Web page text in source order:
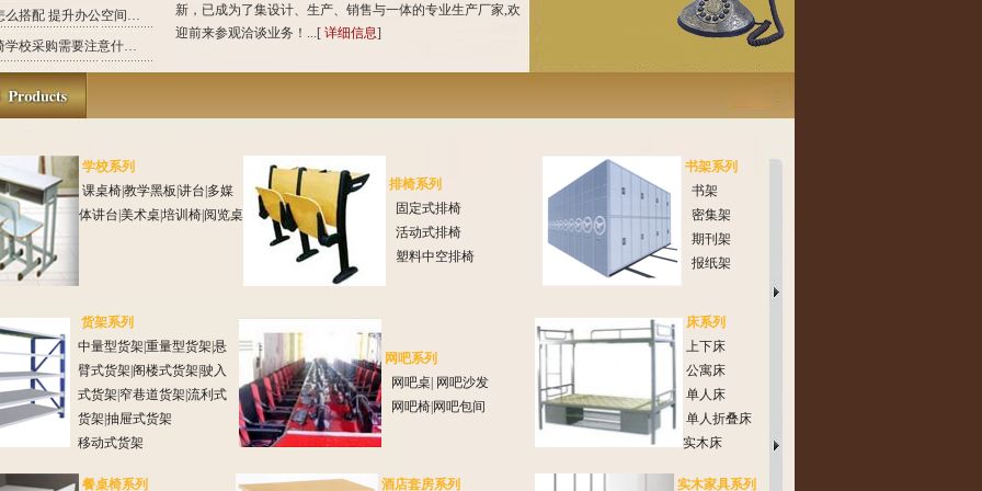
办公家具怎么搭配 提升办公空间效率的技巧
学生课桌椅学校采购需要注意什么？
新，已成为了集设计、生产、销售与一体的专业生产厂家,欢
迎前来参观洽谈业务！...[ 详细信息]
学校系列
课桌椅教学黑板 讲台 多媒
体讲台 美术桌 培训椅 阅览桌
排椅系列
固定式排椅
活动式排椅
塑料中空排椅
书架系列
书架
密集架
期刊架
报纸架
货架系列
中量型货架重量型货架悬
臂式货架 阁楼式货架驶入
式货架 窄巷道货架流利式
货架抽屉式货架
移动式货架
网吧系列
网吧桌 网吧沙发
网吧椅 网吧包间
床系列
上下床
公寓床
单人床
单人折叠床
实木床
餐桌椅系列 酒店套房系列 实木家具系列